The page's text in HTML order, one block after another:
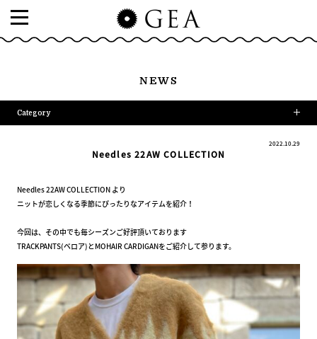
NEWS
Category
2022.10.29
Needles 22AW COLLECTION
Needles 22AW COLLECTION より
ニットが恋しくなる季節にぴったりなアイテムを紹介！
今回は、その中でも毎シーズンご好評頂いております
TRACKPANTS(ベロア)とMOHAIR CARDIGANをご紹介して参ります。